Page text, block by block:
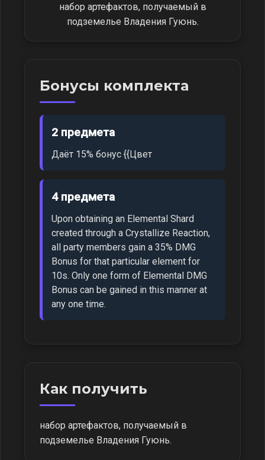
набор артефактов, получаемый в
подземелье Владения Гуюнь.
Бонусы комплекта
2 предмета
Даёт 15% бонус {{Цвет
4 предмета
Upon obtaining an Elemental Shard
created through a Crystallize Reaction,
all party members gain a 35% DMG
Bonus for that particular element for
10s. Only one form of Elemental DMG
Bonus can be gained in this manner at
any one time.
Как получить
набор артефактов, получаемый в
подземелье Владения Гуюнь.